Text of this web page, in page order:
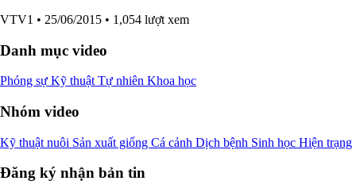
VTV1 • 25/06/2015 • 1,054 lượt xem
Danh mục video
Phóng sự Kỹ thuật Tự nhiên Khoa học
Nhóm video
Kỹ thuật nuôi Sản xuất giống Cá cảnh Dịch bệnh Sinh học Hiện trạng
Đăng ký nhận bản tin